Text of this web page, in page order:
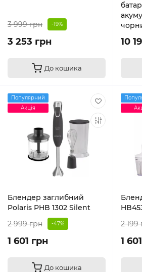
3 999 грн -19%
3 253 грн
До кошика
10
Популярний
Акція
Блендер заглибний
Polaris PHB 1302 Silent
2 999 грн
-47%
1 601 грн
До кошика
2 199
1